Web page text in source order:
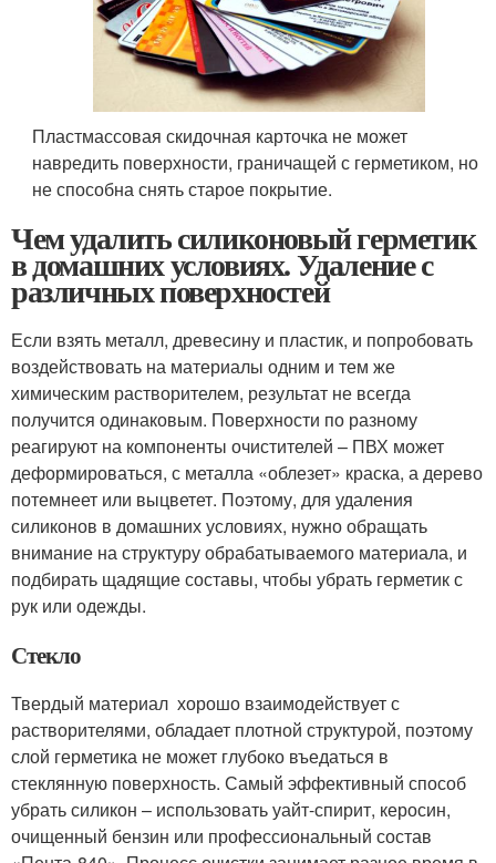
Пластмассовая скидочная карточка не может
навредить поверхности, граничащей с герметиком, но
не способна снять старое покрытие.
Чем удалить силиконовый герметик
в домашних условиях. Удаление с
различных поверхностей
Если взять металл, древесину и пластик, и попробовать
воздействовать на материалы одним и тем же
химическим растворителем, результат не всегда
получится одинаковым. Поверхности по разному
реагируют на компоненты очистителей – ПВХ может
деформироваться, с металла «облезет» краска, а дерево
потемнеет или выцветет. Поэтому, для удаления
силиконов в домашних условиях, нужно обращать
внимание на структуру обрабатываемого материала, и
подбирать щадящие составы, чтобы убрать герметик с
рук или одежды.
Стекло
Твердый материал хорошо взаимодействует с
растворителями, обладает плотной структурой, поэтому
слой герметика не может глубоко въедаться в
стеклянную поверхность. Самый эффективный способ
убрать силикон – использовать уайт-спирит, керосин,
очищенный бензин или профессиональный состав